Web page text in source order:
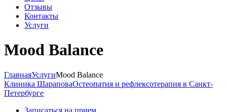
Отзывы
Контакты
Услуги
Mood Balance
ГлавнаяУслугиMood Balance
Клиника ШараповаОстеопатия и рефлексотерапия в Санкт-
Петербурге
Записаться на прием